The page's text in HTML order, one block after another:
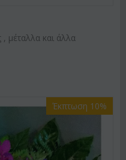
μέταλλα και άλλα
Έκπτωση 10%